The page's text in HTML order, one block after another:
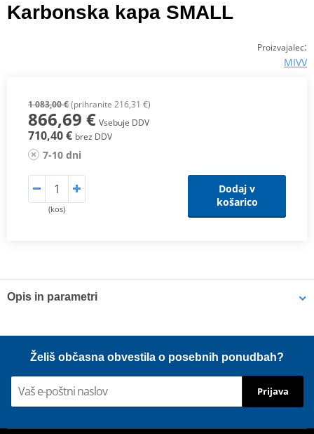
Karbonska kapa SMALL
Proizvajalec:
MIVV
1 083,00 €(prihranite 216,31 €)
866,69 € Vsebuje DDV
710,40 € brez DDV
7-10 dni
(kos)
Dodaj v
košarico
Opis in parametri
PDF Scheme
MaxTorque
Proizvajalec
HOMOLOGATION /
Želiš občasna obvestila o posebnih ponudbah?
Prijava